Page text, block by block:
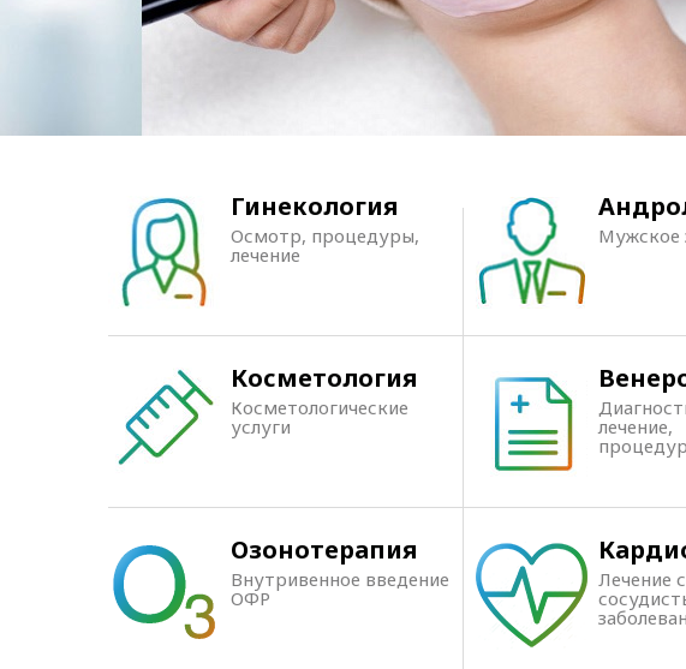
Гинекология
Осмотр, процедуры,
лечение
Мужское
Косметология
Косметологические
услуги
лечение,
Озонотерапия
Внутривенное введение
ОФР
Лечение